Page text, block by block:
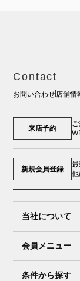
Contact
お問い合わせ店舗情
来店予約
新規会員登録
当社について
会員メニュー
条件から探す